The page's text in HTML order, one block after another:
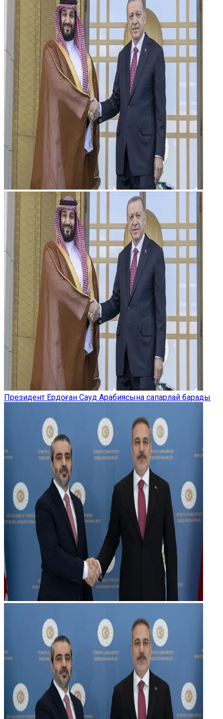
Президент Ердоған Сауд Арабиясына сапарлай барады